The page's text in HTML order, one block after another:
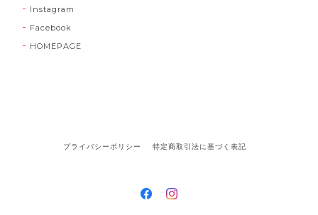
Instagram
Facebook
HOMEPAGE
プライバシーポリシー 特定商取引法に基づく表記